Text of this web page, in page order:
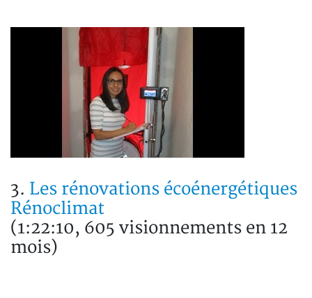
3. Les rénovations écoénergétiques
Rénoclimat
(1:22:10, 605 visionnements en 12
mois)